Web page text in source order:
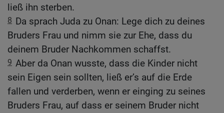
ließ ihn sterben.
8 Da sprach Juda zu Onan: Lege dich zu deines
Bruders Frau und nimm sie zur Ehe, dass du
deinem Bruder Nachkommen schaffst.
9 Aber da Onan wusste, dass die Kinder nicht
sein Eigen sein sollten, ließ er’s auf die Erde
fallen und verderben, wenn er einging zu seines
Bruders Frau, auf dass er seinem Bruder nicht